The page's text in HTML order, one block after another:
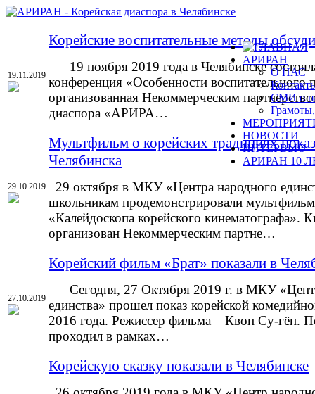
АРИРАН
О НАС
СМИ о
НОВОСТИ
ИНТЕРВЬЮ
АРИРАН 10
19.11.2019
Корейские воспитательные методы
19 ноября 2019 года в Челябинске
конференция «Особенности воспитательного
организованная Некоммерческим
диаспора «АРИРА…
29.10.2019
Мультфильм о корейских традициях
Челябинска
29 октября в МКУ «Центра народного
школьникам продемонстрировали
«Калейдоскопа корейского кинематографа».
организован Некоммерческим партне…
27.10.2019
Корейский фильм «Брат» показали в
Сегодня, 27 Октября 2019 г. в МКУ
единства» прошел показ корейской
2016 года. Режиссер фильма – Квон Су-гён.
проходил в рамках…
Корейскую сказку показали в Челябинске